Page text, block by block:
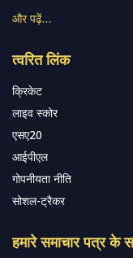
और पढ़ें…
त्वरित लिंक
क्रिकेट
लाइव स्कोर
एसए20
आईपीएल
गोपनीयता नीति
सोशल-ट्रैकर
हमारे समाचार पत्र के